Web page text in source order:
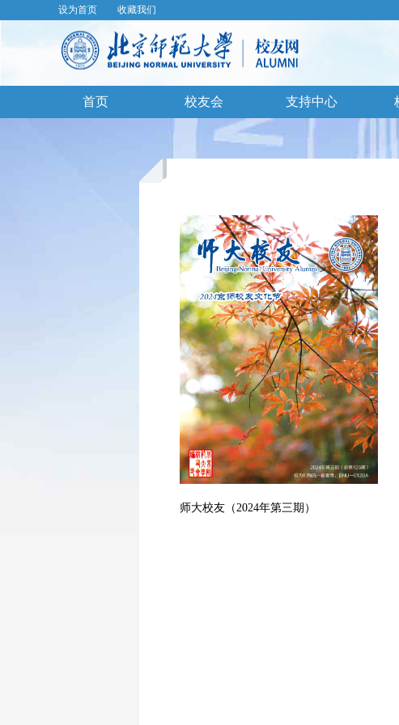
设为首页 收藏我们
首页 校友会 支持中心
师大校友（2024年第三期）